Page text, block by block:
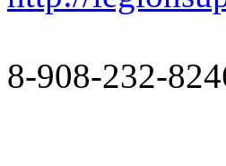
8-908-232-